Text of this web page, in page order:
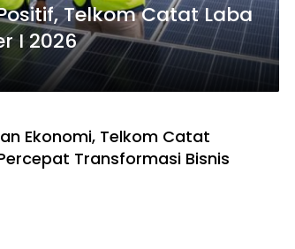
Telkom Catat Laba
I 2026
Ekonomi, Telkom Catat
Transformasi Bisnis